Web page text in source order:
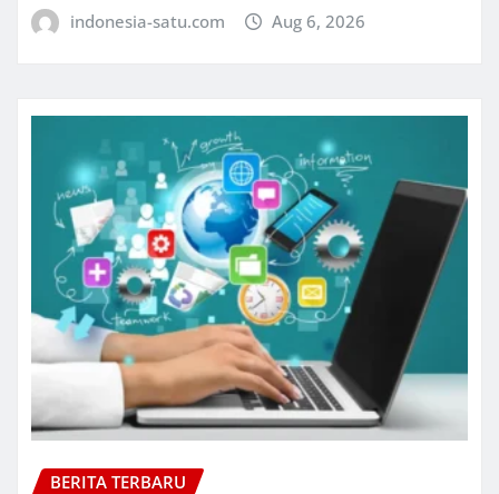
indonesia-satu.com Aug 6, 2026
BERITA TERBARU